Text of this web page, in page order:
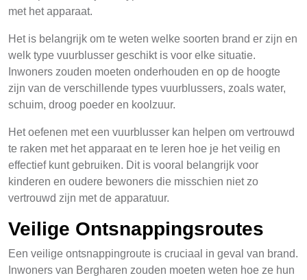
met het apparaat.
Het is belangrijk om te weten welke soorten brand er zijn en
welk type vuurblusser geschikt is voor elke situatie.
Inwoners zouden moeten onderhouden en op de hoogte
zijn van de verschillende types vuurblussers, zoals water,
schuim, droog poeder en koolzuur.
Het oefenen met een vuurblusser kan helpen om vertrouwd
te raken met het apparaat en te leren hoe je het veilig en
effectief kunt gebruiken. Dit is vooral belangrijk voor
kinderen en oudere bewoners die misschien niet zo
vertrouwd zijn met de apparatuur.
Veilige Ontsnappingsroutes
Een veilige ontsnappingroute is cruciaal in geval van brand.
Inwoners van Bergharen zouden moeten weten hoe ze hun